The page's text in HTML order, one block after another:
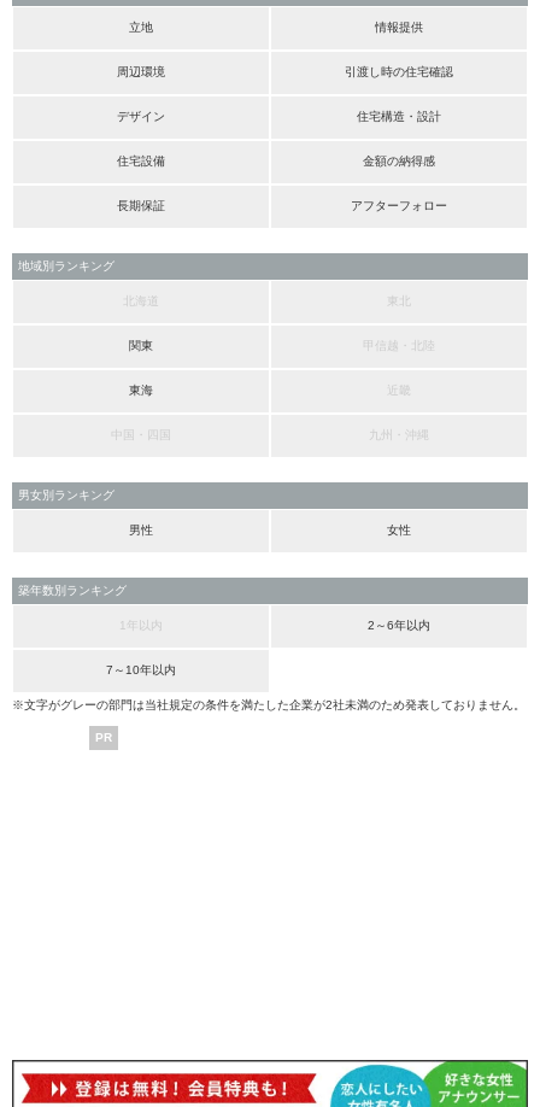
立地 情報提供
周辺環境 引渡し時の住宅確認
デザイン 住宅構造・設計
住宅設備 金額の納得感
長期保証 アフターフォロー
地域別ランキング
北海道 東北
関東 甲信越・北陸
東海 近畿
中国・四国 九州・沖縄
男女別ランキング
男性 女性
築年数別ランキング
1年以内 2～6年以内
7～10年以内
※文字がグレーの部門は当社規定の条件を満たした企業が2社未満のため発表しておりません。
PR